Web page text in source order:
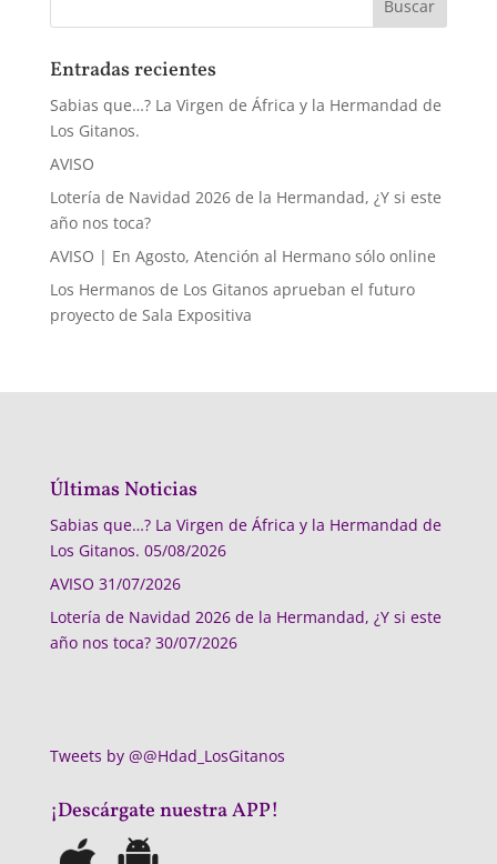
Entradas recientes
Sabias que…? La Virgen de África y la Hermandad de
Los Gitanos.
AVISO
Lotería de Navidad 2026 de la Hermandad, ¿Y si este
año nos toca?
AVISO | En Agosto, Atención al Hermano sólo online
Los Hermanos de Los Gitanos aprueban el futuro
proyecto de Sala Expositiva
Últimas Noticias
Sabias que…? La Virgen de África y la Hermandad de
Los Gitanos. 05/08/2026
AVISO 31/07/2026
Lotería de Navidad 2026 de la Hermandad, ¿Y si este
año nos toca? 30/07/2026
Tweets by @@Hdad_LosGitanos
¡Descárgate nuestra APP!